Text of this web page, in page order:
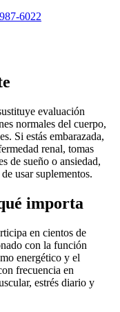
6022
evaluación
normales del cuerpo,
Si estás embarazada,
renal, tomas
de sueño o ansiedad,
usar suplementos.
importa
en cientos de
con la función
energético y el
frecuencia en
estrés diario y